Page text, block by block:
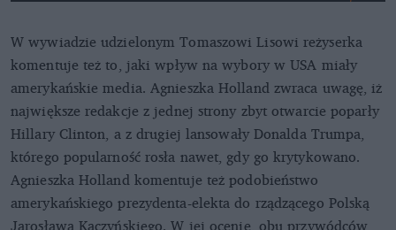
W wywiadzie udzielonym Tomaszowi Lisowi reżyserka
komentuje też to, jaki wpływ na wybory w USA miały
amerykańskie media. Agnieszka Holland zwraca uwagę, iż
największe redakcje z jednej strony zbyt otwarcie poparły
Hillary Clinton, a z drugiej lansowały Donalda Trumpa,
którego popularność rosła nawet, gdy go krytykowano.
Agnieszka Holland komentuje też podobieństwo
amerykańskiego prezydenta-elekta do rządzącego Polską
Jarosława Kaczyńskiego. W jej ocenie, obu przywódców